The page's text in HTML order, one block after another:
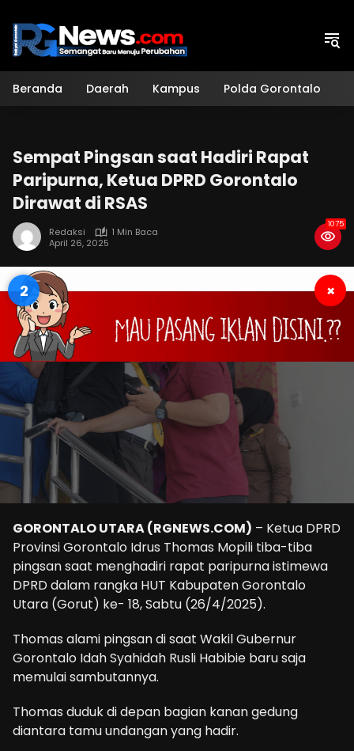
konten
Beranda Daerah Kampus Polda Gorontalo
Sempat Pingsan saat Hadiri Rapat
Paripurna, Ketua DPRD Gorontalo
Dirawat di RSAS
Redaksi
1 Min Baca
April 26, 2025
1075
1 ×
GORONTALO UTARA (RGNEWS.COM) – Ketua DPRD
Provinsi Gorontalo Idrus Thomas Mopili tiba-tiba
pingsan saat menghadiri rapat paripurna istimewa
DPRD dalam rangka HUT Kabupaten Gorontalo
Utara (Gorut) ke- 18, Sabtu (26/4/2025).
Thomas alami pingsan di saat Wakil Gubernur
Gorontalo Idah Syahidah Rusli Habibie baru saja
memulai sambutannya.
Thomas duduk di depan bagian kanan gedung
diantara tamu undangan yang hadir.